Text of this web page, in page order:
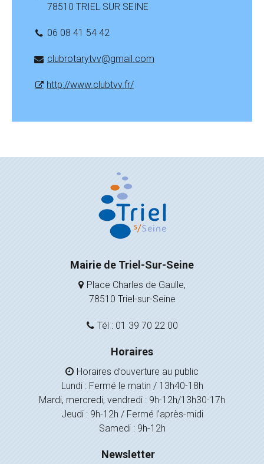
78510 TRIEL SUR SEINE
06 08 41 54 42
clubrotarytvv@gmail.com
http://www.clubtvv.fr/
Mairie de Triel-Sur-Seine
Place Charles de Gaulle,
78510 Triel-sur-Seine
Tél : 01 39 70 22 00
Horaires
Horaires d’ouverture au public
Lundi : Fermé le matin / 13h40-18h
Mardi, mercredi, vendredi : 9h-12h/13h30-17h
Jeudi : 9h-12h / Fermé l’après-midi
Samedi : 9h-12h
Newsletter